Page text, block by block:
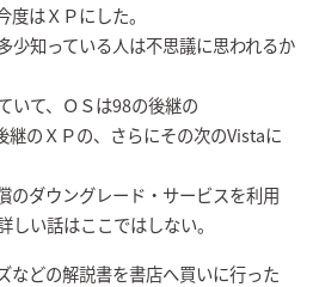
はＸＰにした。
少知っている人は不思議に思われるか
いて、ＯＳは98の後継の
のＸＰの、さらにその次のVistaに
のダウングレード・サービスを利用
しい話はここではしない。
などの解説書を書店へ買いに行った